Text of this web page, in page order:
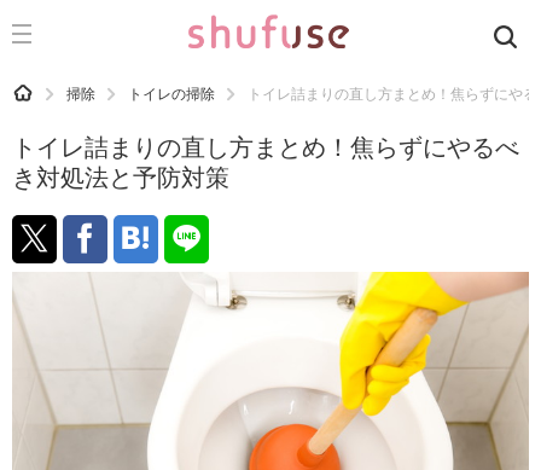
CATEGORY 記事カテゴリ
運気
洗濯
生活の知恵
マナー
趣味
HOME 掃除 トイレの掃除 トイレ詰まりの直し方まとめ！焦らずにや
トイレ詰まりの直し方まとめ！焦らずにやるべ
き対処法と予防対策